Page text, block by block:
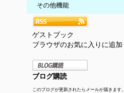
その他機能
ゲストブック
ブラウザのお気に入りに追加
ブログ購読
このブログが更新されたらメールが届きます。